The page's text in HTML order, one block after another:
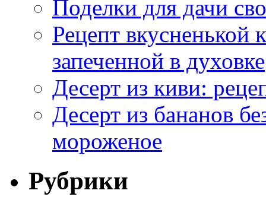
Поделки для дачи
Рецепт
запеченной в духовке
Десерт из киви:
Десерт из бананов
мороженое
Рубрики